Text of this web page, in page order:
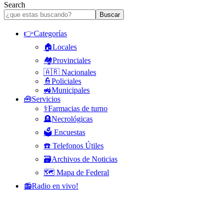
Search
👉Categorías
🏠Locales
🏘️Provinciales
🇦🇷 Nacionales
👮Policiales
🚜Municipales
🧰Servicios
⚕️Farmacias de turno
🪦Necrológicas
🗳️ Encuestas
☎️ Telefonos Útiles
🗃️Archivos de Noticias
🗺️ Mapa de Federal
📻Radio en vivo!